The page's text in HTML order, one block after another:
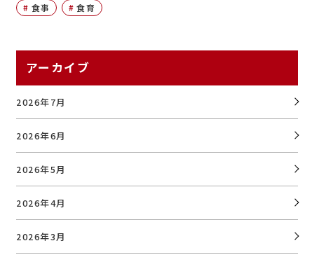
食事
食育
アーカイブ
2026年7月
2026年6月
2026年5月
2026年4月
2026年3月